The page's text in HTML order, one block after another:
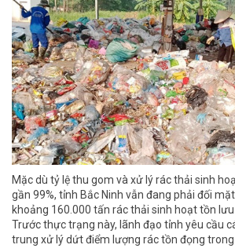
Mặc dù tỷ lệ thu gom và xử lý rác thải sinh
gần 99%, tỉnh Bắc Ninh vẫn đang phải đối
khoảng 160.000 tấn rác thải sinh hoạt tồn
Trước thực trạng này, lãnh đạo tỉnh yêu cầu
trung xử lý dứt điểm lượng rác tồn đọng